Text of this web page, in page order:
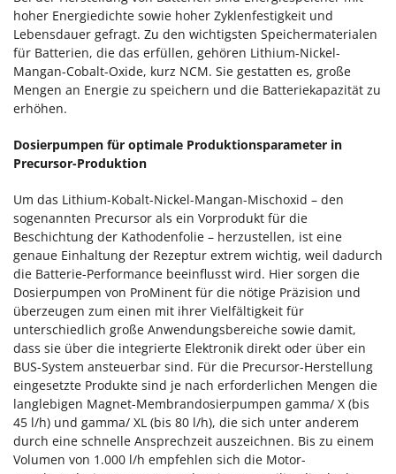
hoher Energiedichte sowie hoher Zyklenfestigkeit und
Lebensdauer gefragt. Zu den wichtigsten Speichermaterialen
für Batterien, die das erfüllen, gehören Lithium-Nickel-
Mangan-Cobalt-Oxide, kurz NCM. Sie gestatten es, große
Mengen an Energie zu speichern und die Batteriekapazität zu
erhöhen.
Dosierpumpen für optimale Produktionsparameter in
Precursor-Produktion
Um das Lithium-Kobalt-Nickel-Mangan-Mischoxid – den
sogenannten Precursor als ein Vorprodukt für die
Beschichtung der Kathodenfolie – herzustellen, ist eine
genaue Einhaltung der Rezeptur extrem wichtig, weil dadurch
die Batterie-Performance beeinflusst wird. Hier sorgen die
Dosierpumpen von ProMinent für die nötige Präzision und
überzeugen zum einen mit ihrer Vielfältigkeit für
unterschiedlich große Anwendungsbereiche sowie damit,
dass sie über die integrierte Elektronik direkt oder über ein
BUS-System ansteuerbar sind. Für die Precursor-Herstellung
eingesetzte Produkte sind je nach erforderlichen Mengen die
langlebigen Magnet-Membrandosierpumpen gamma/ X (bis
45 l/h) und gamma/ XL (bis 80 l/h), die sich unter anderem
durch eine schnelle Ansprechzeit auszeichnen. Bis zu einem
Volumen von 1.000 l/h empfehlen sich die Motor-